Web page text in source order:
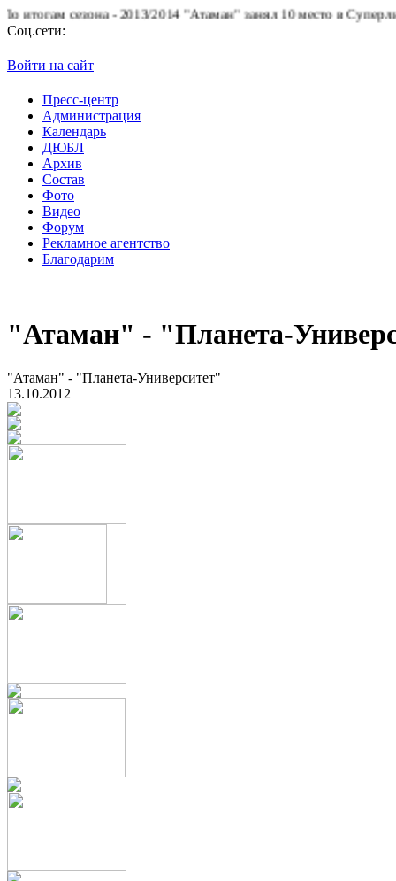
сезона - 2013/2014 "Атаман" занял 10 место в Суперлиге.
Соц.сети:
Войти на сайт
Пресс-центр
Администрация
Календарь
ДЮБЛ
Архив
Состав
Фото
Видео
Форум
Рекламное агентство
Благодарим
"Атаман" - "Планета-
"Атаман" - "Планета-Университет"
13.10.2012